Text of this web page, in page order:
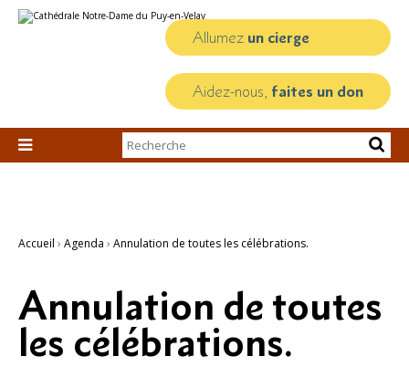
au
personnels
Allumez un cierge
Aidez-nous, faites un don

Chercher par
Recherche
Accueil › Agenda › Annulation de toutes les célébrations.
Annulation de toutes
les célébrations.